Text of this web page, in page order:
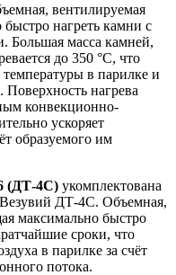
вентилируемая
нагреть камни с
Большая масса камней,
до 350 °С, что
температуры в парилке и
нагрева
конвекционно-
ускоряет
образуемого им
(ДТ-4С) укомплектована
ДТ-4С. Объемная,
максимально быстро
сроки, что
в парилке за счёт
потока.